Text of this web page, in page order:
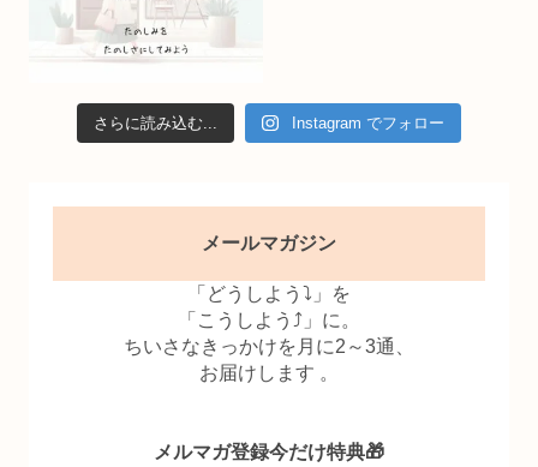
さらに読み込む... Instagram でフォロー
メールマガジン
「どうしよう⤵」を
「こうしよう⤴」に。
ちいさなきっかけを月に2～3通、
お届けします 。
メルマガ登録今だけ特典🎁